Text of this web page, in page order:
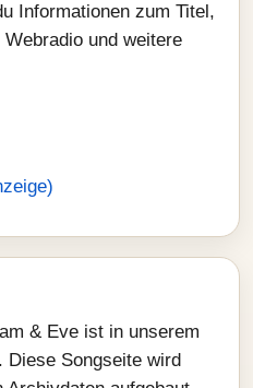
Informationen zum Titel,
und weitere
& Eve ist in unserem
Diese Songseite wird